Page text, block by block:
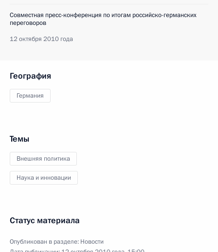
Совместная пресс-конференция по итогам российско-германских
переговоров
12 октября 2010 года
География
Германия
Темы
Внешняя политика
Наука и инновации
Статус материала
Опубликован в разделе: Новости